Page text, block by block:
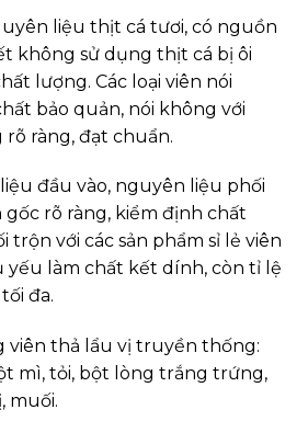
liệu thịt cá tươi, có nguồn
không sử dụng thịt cá bị ôi
lượng. Các loại viên nói
bảo quản, nói không với
ràng, đạt chuẩn.
đầu vào, nguyên liệu phối
rõ ràng, kiểm định chất
trộn với các sản phẩm sỉ lẻ viên
yếu làm chất kết dính, còn tỉ lệ
đa.
viên thả lẩu vị truyền thống:
mì, tỏi, bột lòng trắng trứng,
muối.